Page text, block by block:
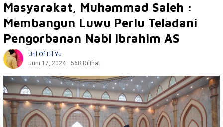
Masyarakat, Muhammad Saleh :
Membangun Luwu Perlu Teladani
Pengorbanan Nabi Ibrahim AS
Uril Of Ell Yu
Juni 17, 2024
568 Dilihat